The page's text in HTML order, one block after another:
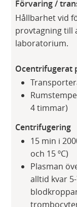
Förvaring /
Hållbarhet vid
provtagning till
laboratorium.
Ocentrifugerat
4 timmar)
Centrifugering
15 min i
och 15 ºC)
Plasman
alltid kvar